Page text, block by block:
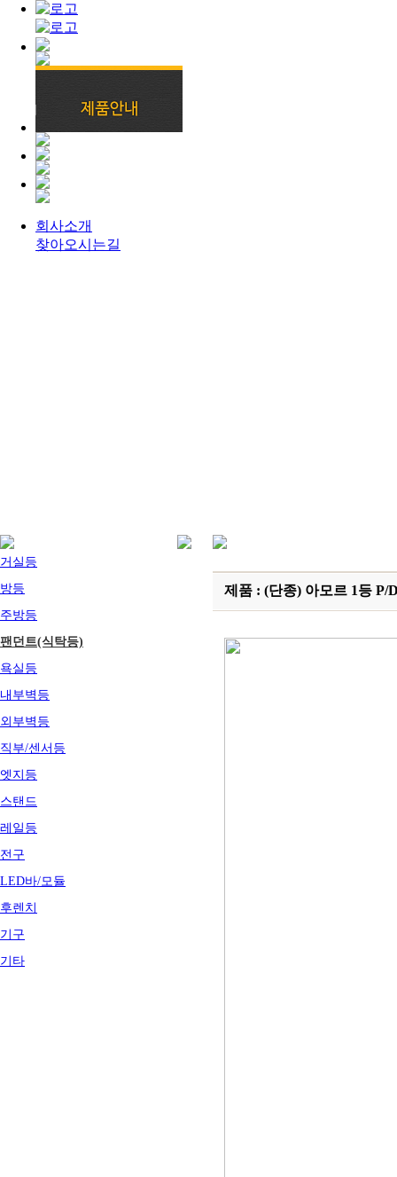
회사소개
찾아오시는길
거실등
방등
주방등
팬던트(식탁등)
욕실등
내부벽등
외부벽등
직부/센서등
엣지등
스탠드
레일등
전구
LED바/모듈
후렌치
기구
기타
제품 : (단종) 아모르 1등 P/